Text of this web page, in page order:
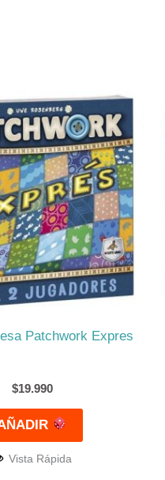
Patchwork Expres
$19.990
Vista Rápida